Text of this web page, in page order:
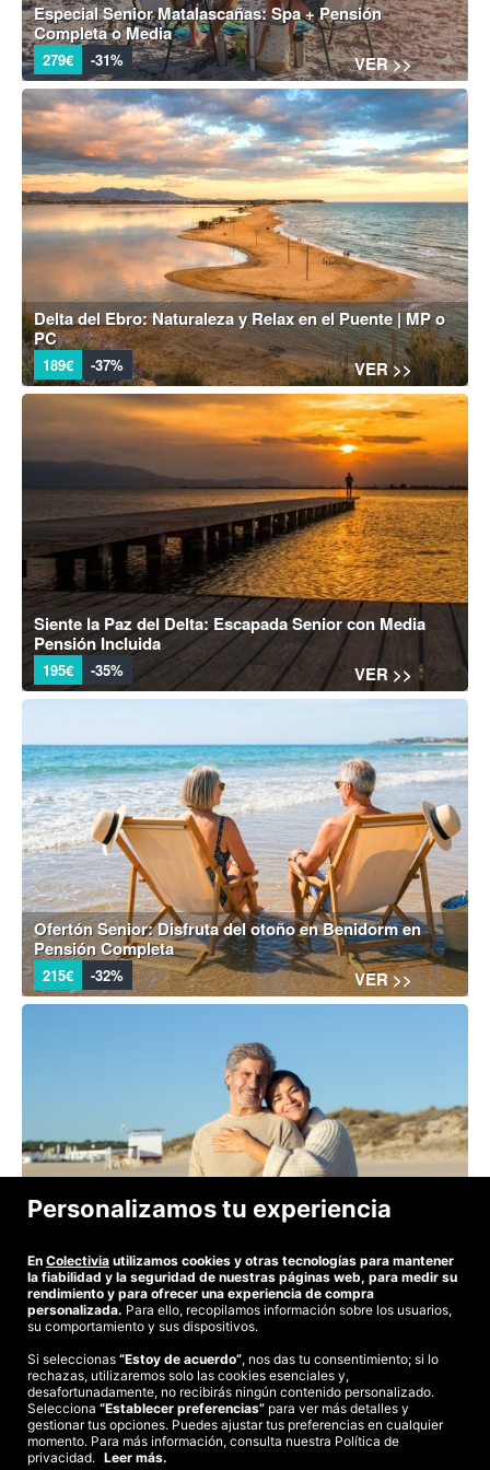
Especial Senior Matalascañas: Spa + Pensión
Completa o Media
279€ -31% VER >>
Delta del Ebro: Naturaleza y Relax en el Puente | MP o
PC
189€ -37% VER >>
Siente la Paz del Delta: Escapada Senior con Media
Pensión Incluida
195€ -35% VER >>
Ofertón Senior: Disfruta del otoño en Benidorm en
Pensión Completa
215€ -32% VER >>
bebidas
199€ -43% Uds. limitadas VER >>
©2026 Colectivia
Términos y condiciones|Política de privacidad|Política de cookies
Estudio turismo de verano 2020
Personalizamos tu experiencia
En Colectivia utilizamos cookies y otras tecnologías para mantener
la fiabilidad y la seguridad de nuestras páginas web, para medir su
rendimiento y para ofrecer una experiencia de compra
personalizada. Para ello, recopilamos información sobre los usuarios,
su comportamiento y sus dispositivos.
Si seleccionas “Estoy de acuerdo”, nos das tu consentimiento; si lo
rechazas, utilizaremos solo las cookies esenciales y,
desafortunadamente, no recibirás ningún contenido personalizado.
Selecciona “Establecer preferencias” para ver más detalles y
gestionar tus opciones. Puedes ajustar tus preferencias en cualquier
momento. Para más información, consulta nuestra Política de
privacidad. Leer más.